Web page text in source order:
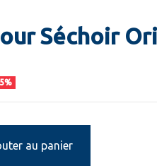
Séchoir
au panier